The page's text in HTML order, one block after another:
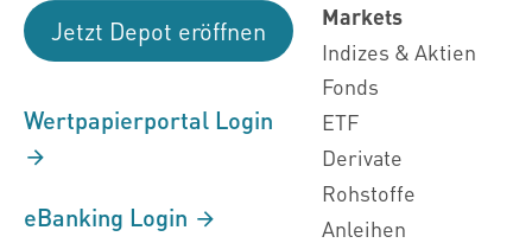
Jetzt Depot eröffnen
Wertpapierportal Login
eBanking Login
Markets
Indizes & Aktien
Fonds
ETF
Derivate
Rohstoffe
Anleihen